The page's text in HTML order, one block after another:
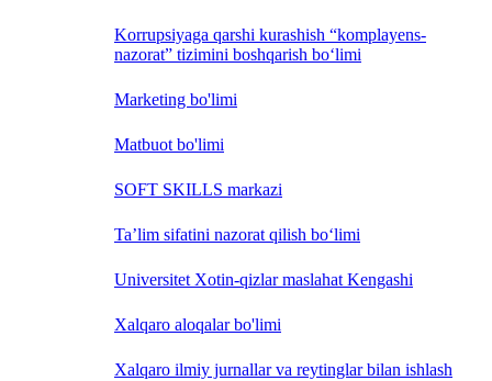
Korrupsiyaga qarshi kurashish “komplayens-
nazorat” tizimini boshqarish bo‘limi
Marketing bo'limi
Matbuot bo'limi
SOFT SKILLS markazi
Ta’lim sifatini nazorat qilish bo‘limi
Universitet Xotin-qizlar maslahat Kengashi
Xalqaro aloqalar bo'limi
Xalqaro ilmiy jurnallar va reytinglar bilan ishlash